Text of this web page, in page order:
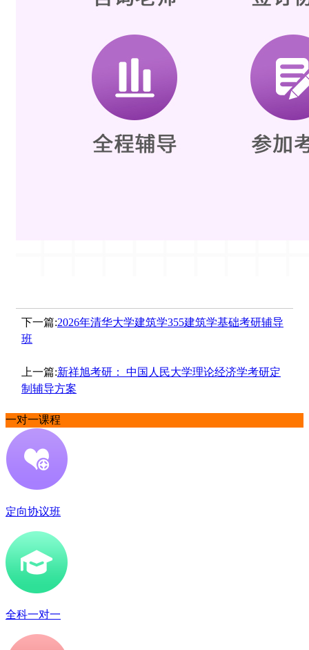
下一篇:2026年清华大学建筑学355建筑学基础考研辅导
班
上一篇:新祥旭考研： 中国人民大学理论经济学考研定
制辅导方案
一对一课程
定向协议班
全科一对一